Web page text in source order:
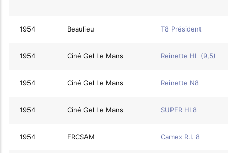
1954 Beaulieu T8 Président
1954 Ciné Gel Le Mans Reinette HL (9,5)
1954 Ciné Gel Le Mans Reinette N8
1954 Ciné Gel Le Mans SUPER HL8
1954 ERCSAM Camex R.I. 8